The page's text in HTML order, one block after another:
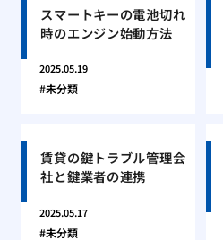
スマートキーの電池切れ
時のエンジン始動方法
2025.05.19
未分類
賃貸の鍵トラブル管理会
社と鍵業者の連携
2025.05.17
未分類